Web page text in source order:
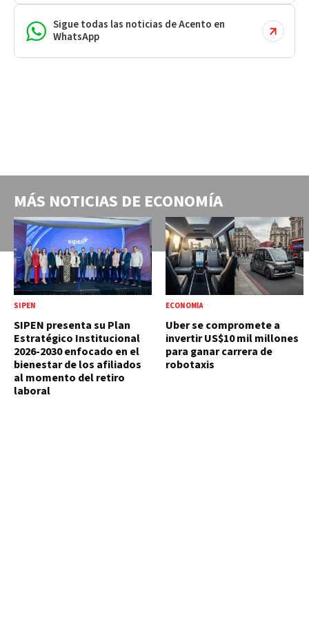
Sigue todas las noticias de Acento en
WhatsApp
MÁS NOTICIAS DE ECONOMÍA
SIPEN
SIPEN presenta su Plan
Estratégico Institucional
2026-2030 enfocado en el
bienestar de los afiliados
al momento del retiro
laboral
ECONOMÍA
Uber se compromete a
invertir US$10 mil millones
para ganar carrera de
robotaxis